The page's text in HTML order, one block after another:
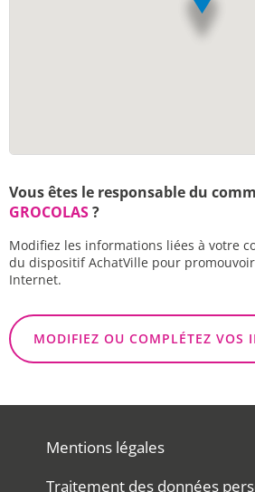
Vous êtes le responsable du
GROCOLAS?
Modifiez les informations liées à votre
du dispositif AchatVille pour
Internet.
MODIFIEZ OU COMPLÉTEZ VOS
Mentions légales
Traitement des données